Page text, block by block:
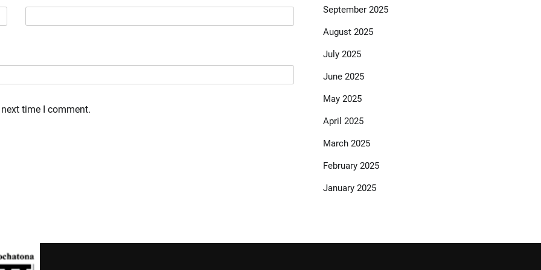
time I comment.
September 2025
August 2025
July 2025
June 2025
May 2025
April 2025
March 2025
February 2025
January 2025